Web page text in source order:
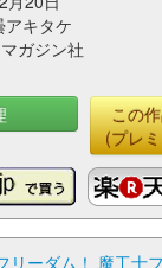
アキタケ
ガジン社
この
(プレ
リーダム！ 魔工士